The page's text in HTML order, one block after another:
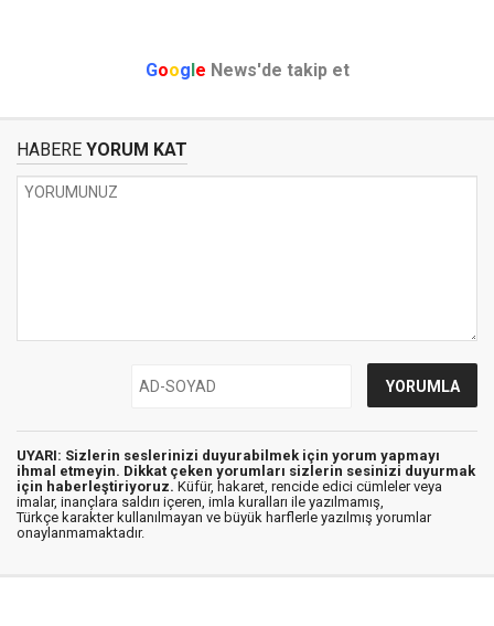
Google News'de takip et
HABERE YORUM KAT
UYARI: Sizlerin seslerinizi duyurabilmek için yorum yapmayı
ihmal etmeyin. Dikkat çeken yorumları sizlerin sesinizi duyurmak
için haberleştiriyoruz. Küfür, hakaret, rencide edici cümleler veya
imalar, inançlara saldırı içeren, imla kuralları ile yazılmamış,
Türkçe karakter kullanılmayan ve büyük harflerle yazılmış yorumlar
onaylanmamaktadır.